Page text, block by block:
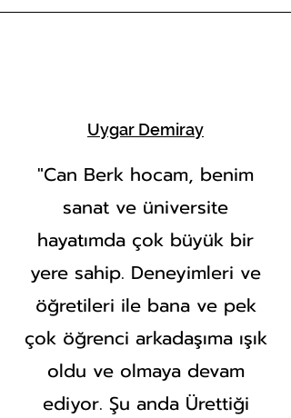
Uygar Demiray
"Can Berk hocam, benim
sanat ve üniversite
hayatımda çok büyük bir
yere sahip. Deneyimleri ve
öğretileri ile bana ve pek
çok öğrenci arkadaşıma ışık
oldu ve olmaya devam
ediyor. Şu anda Ürettiği